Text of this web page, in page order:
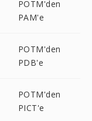
POTM'den
PAM'e
POTM'den
PDB'e
POTM'den
PICT'e